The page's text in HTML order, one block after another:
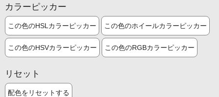
カラーピッカー
この色のHSLカラーピッカー この色のホイールカラーピッカー
この色のHSVカラーピッカー この色のRGBカラーピッカー
リセット
配色をリセットする